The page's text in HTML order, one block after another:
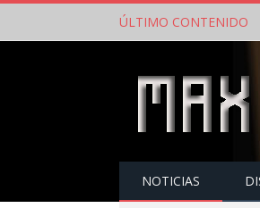
ÚLTIMO CONTENIDO
NOTICIAS